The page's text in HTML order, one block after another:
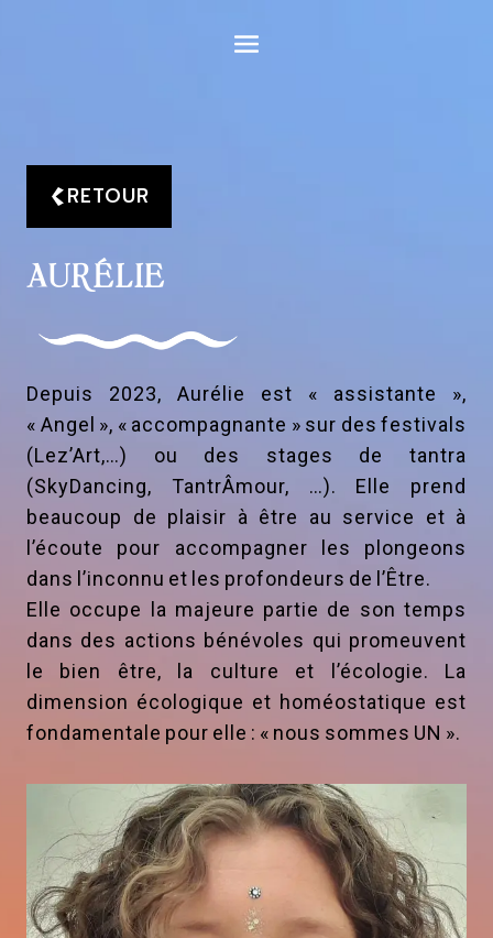
RETOUR
AURÉLIE
Depuis 2023, Aurélie est « assistante »,
« Angel », « accompagnante » sur des festivals
(Lez’Art,…) ou des stages de tantra
(SkyDancing, TantrÂmour, …). Elle prend
beaucoup de plaisir à être au service et à
l’écoute pour accompagner les plongeons
dans l’inconnu et les profondeurs de l’Être.
Elle occupe la majeure partie de son temps
dans des actions bénévoles qui promeuvent
le bien être, la culture et l’écologie. La
dimension écologique et homéostatique est
fondamentale pour elle : « nous sommes UN ».